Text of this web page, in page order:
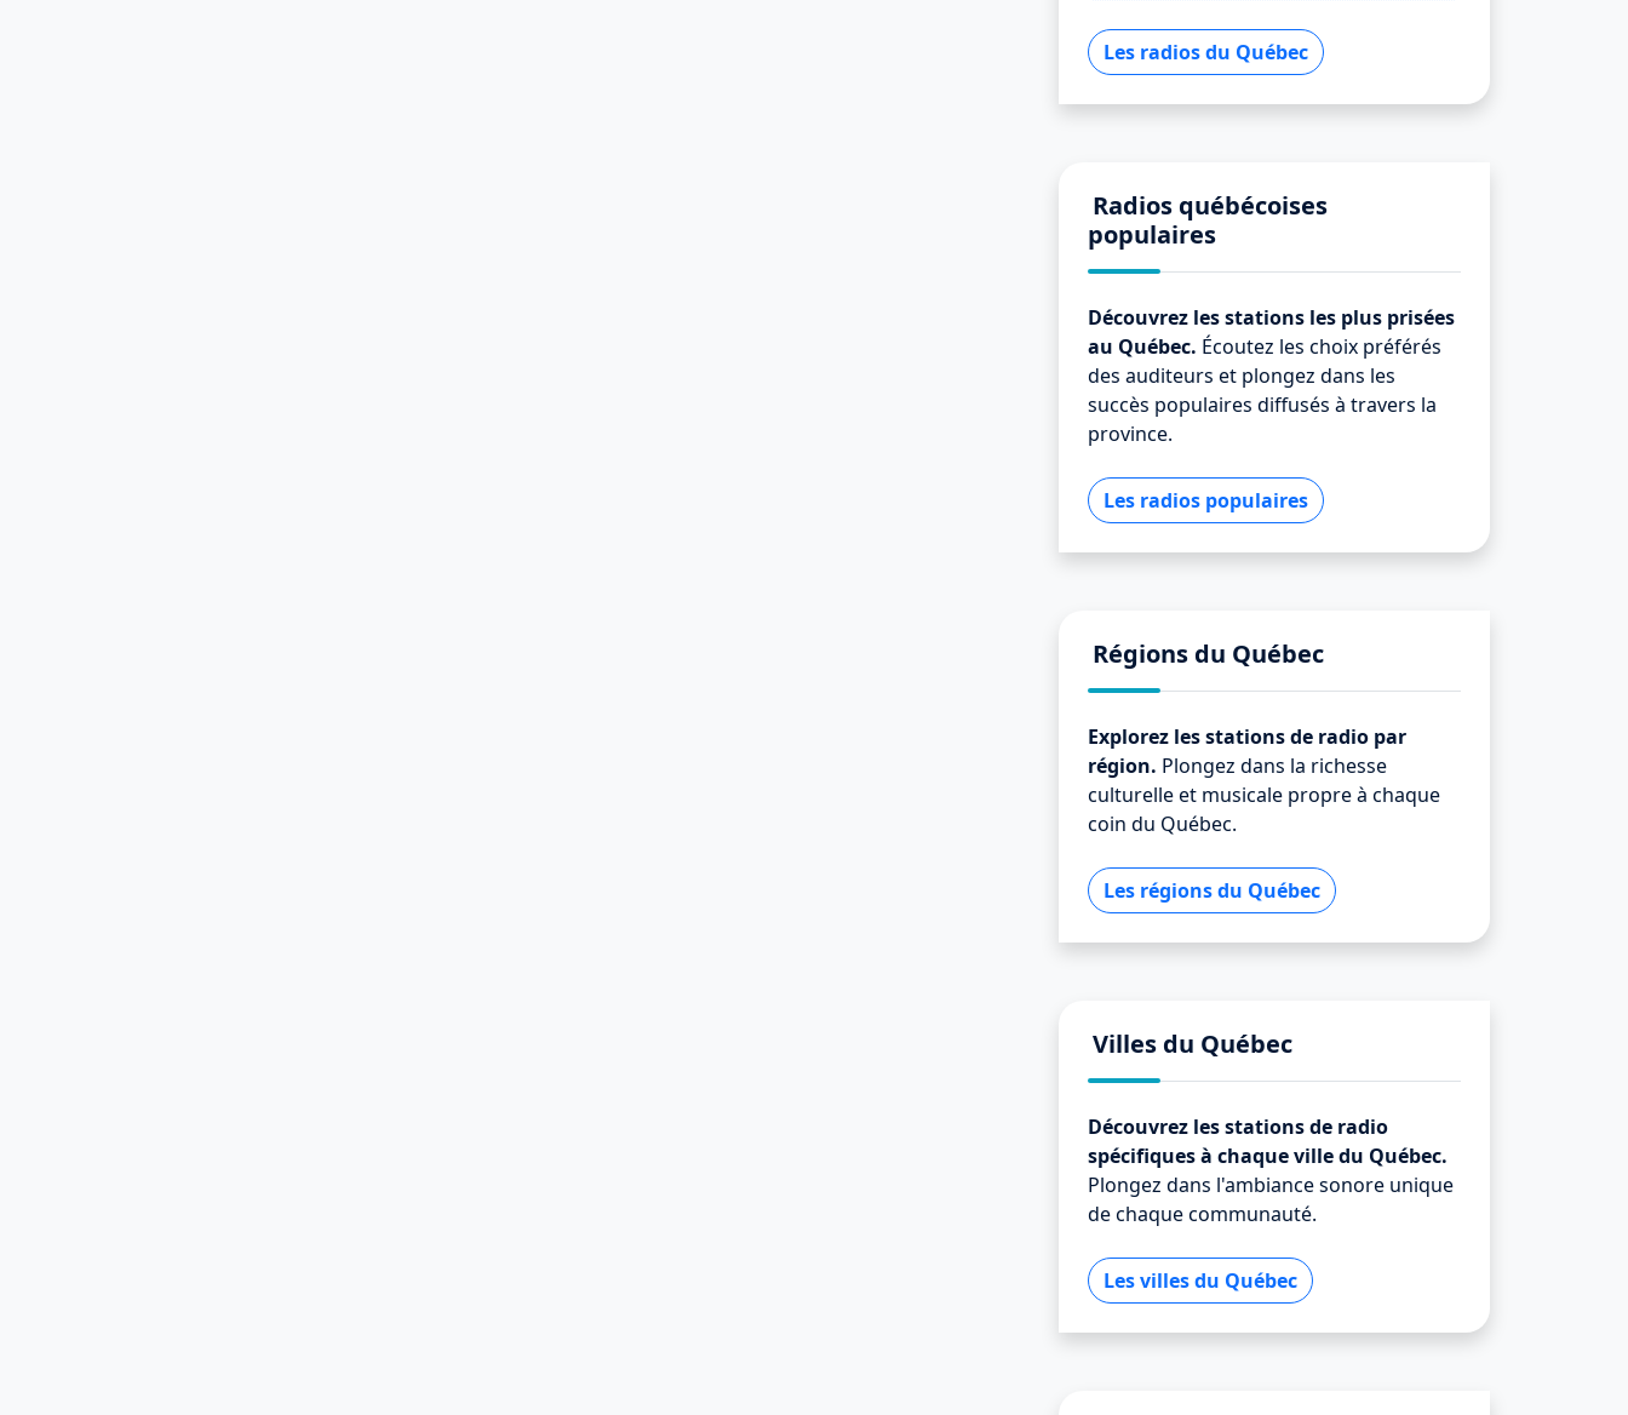
Les radios du Québec
Radios québécoises
populaires
Découvrez les stations les plus prisées
au Québec. Écoutez les choix préférés
des auditeurs et plongez dans les
succès populaires diffusés à travers la
province.
Les radios populaires
Régions du Québec
Explorez les stations de radio par
région. Plongez dans la richesse
culturelle et musicale propre à chaque
coin du Québec.
Les régions du Québec
Villes du Québec
Découvrez les stations de radio
spécifiques à chaque ville du Québec.
Plongez dans l'ambiance sonore unique
de chaque communauté.
Les villes du Québec